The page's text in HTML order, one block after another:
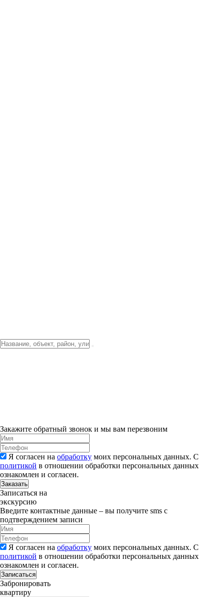
Закажите обратный звонок и мы вам перезвоним
Я согласен на обработку моих персональных данных. С
политикой в отношении обработки персональных данных
ознакомлен и согласен.
Заказать
Записаться на
экскурсию
Введите контактные данные – вы получите sms с
подтверждением записи
Я согласен на обработку моих персональных данных. С
политикой в отношении обработки персональных данных
ознакомлен и согласен.
Записаться
Забронировать
квартиру